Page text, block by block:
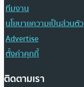
ทีมงาน
นโยบายความเป็นส่วนตัว
Advertise
ตั้งค่าคุกกี้
ติดตามเรา